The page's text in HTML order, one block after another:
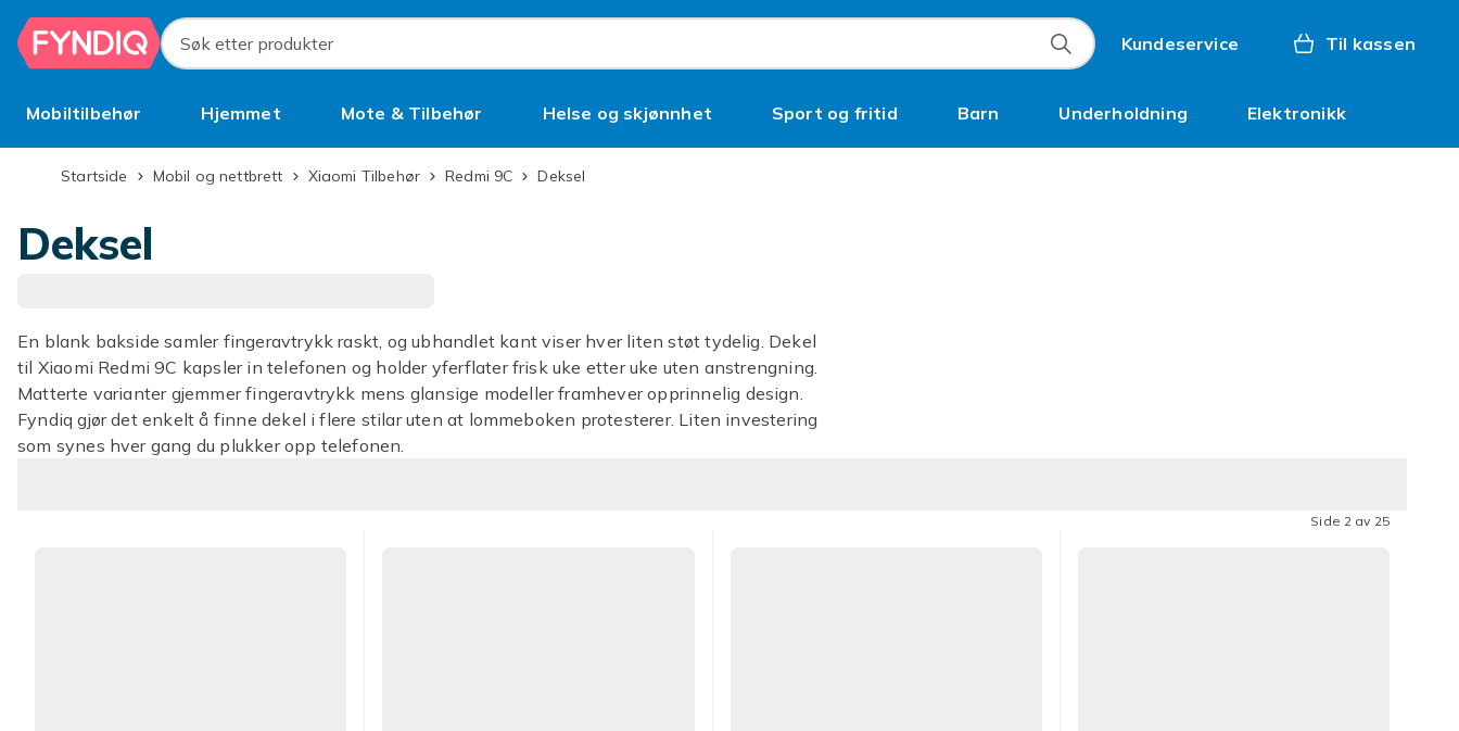
Hopp til hovedinnhold
Søk etter produkter
Kundeservice Til kassen
Mobiltilbehør Hjemmet Mote & Tilbehør Helse og skjønnhet Sport og fritid Barn Underholdning Elektronikk
BruktStartside Mobil og nettbrett Xiaomi Tilbehør Redmi 9C Deksel
Deksel
En blank bakside samler fingeravtrykk raskt, og ubhandlet kant viser hver liten støt tydelig. Dekel
til Xiaomi Redmi 9C kapsler in telefonen og holder yferflater frisk uke etter uke uten anstrengning.
Matterte varianter gjemmer fingeravtrykk mens glansige modeller framhever opprinnelig design.
Fyndiq gjør det enkelt å finne dekel i flere stilar uten at lommeboken protesterer. Liten investering
som synes hver gang du plukker opp telefonen.
Side 2 av 25